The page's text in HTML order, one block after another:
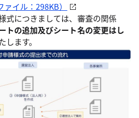
イル：298KB）
式につきましては、審査の関係
トの追加及びシート名の変更はし
します。